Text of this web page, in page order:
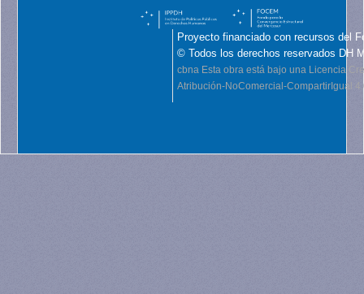
Proyecto financiado con recursos del
© Todos los derechos reservados DH
cbna Esta obra está bajo una Licencia
Atribución-NoComercial-CompartirIgual